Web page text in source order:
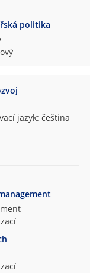
politika
jazyk: čeština